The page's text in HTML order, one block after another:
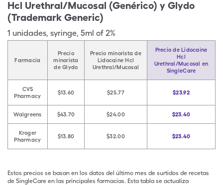
Hcl Urethral/Mucosal (Genérico) y Glydo
(Trademark Generic)
1 unidades, syringe, 5ml of 2%
Farmacia
Precio
minorista
de Glydo
Precio minorista de
Lidocaine Hcl
Urethral/Mucosal
Precio de Lidocaine
Hcl
Urethral/Mucosal en
SingleCare
CVS
Pharmacy
$13.60 $25.77 $23.92
Walgreens $43.70 $24.00 $23.40
Kroger
Pharmacy
$13.80 $32.00 $23.40
Estos precios se basan en los datos del último mes de surtidos de recetas
de SingleCare en las principales farmacias. Esta tabla se actualiza